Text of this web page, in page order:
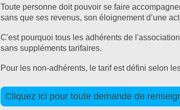
Toute personne doit pouvoir se faire
sans que ses revenus, son éloignement d’une
C'est pourquoi tous les adhérents de
sans suppléments tarifaires.
Pour les non-adhérents, le tarif est défini selon
Cliquez ici pour toute demande de